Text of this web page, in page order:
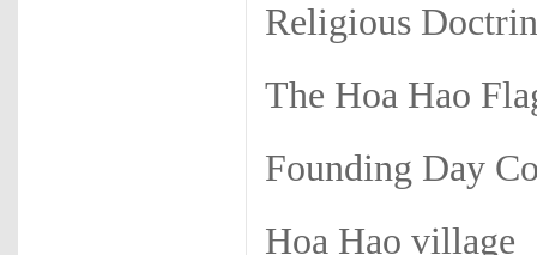
Religious
The Hoa Hao
Founding Day
Hoa Hao village